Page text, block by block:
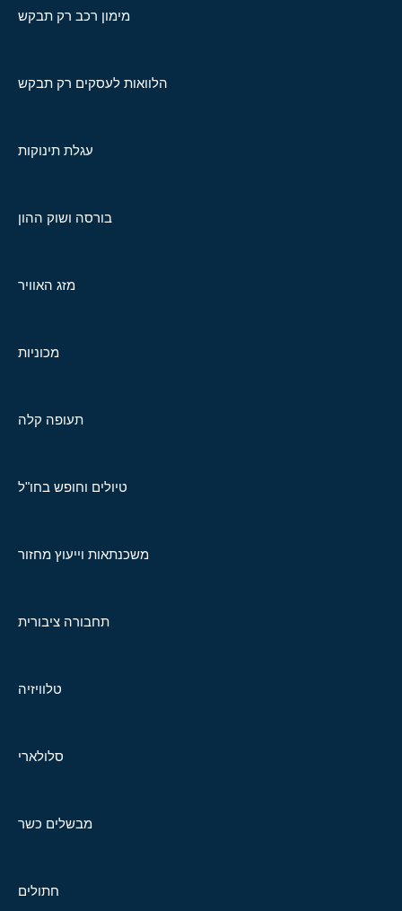
מימון רכב רק תבקש
הלוואות לעסקים רק תבקש
עגלת תינוקות
בורסה ושוק ההון
מזג האוויר
מכוניות
תעופה קלה
טיולים וחופש בחו"ל
משכנתאות וייעוץ מחזור
תחבורה ציבורית
טלוויזיה
סלולארי
מבשלים כשר
חתולים